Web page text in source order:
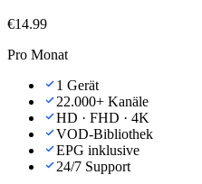
€14.99
Pro Monat
1 Gerät
22.000+ Kanäle
HD · FHD · 4K
VOD-Bibliothek
EPG inklusive
24/7 Support